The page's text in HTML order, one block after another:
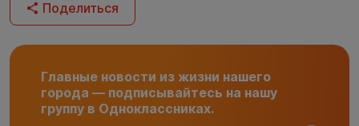
Поделиться
Главные новости из жизни нашего
города — подписывайтесь на нашу
группу в Одноклассниках.